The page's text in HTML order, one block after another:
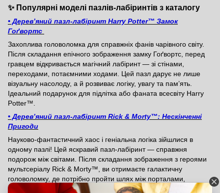
✨ Популярні моделі пазлів-лабіринтів з каталогу
• Дерев’яний пазл-лабіринт Harry Potter™ Замок
Гоґвортс
Захоплива головоломка для справжніх фанів чарівного світу.
Після складання епічного зображення замку Гоґвортс, перед
гравцем відкривається магічний лабіринт — зі стінами,
переходами, потаємними ходами. Цей пазл дарує не лише
візуальну насолоду, а й розвиває логіку, увагу та пам’ять.
Ідеальний подарунок для підлітка або фаната всесвіту Harry
Potter™
• Дерев’яний пазл-лабіринт Rick & Morty™: Нескінченні
Пригоди
Науково-фантастичний хаос і геніальна логіка зійшлися в
одному пазлі! Цей яскравий пазл-лабіринт — справжня
подорож між світами. Після складання зображення з героями
мультсеріалу Rick & Morty™, ви отримаєте галактичну
головоломку, де потрібно пройти шлях між порталами,
інопланетянами й пастками. Розвиває просторове мислення і